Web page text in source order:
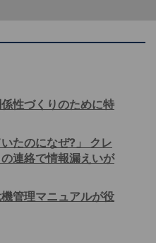
性づくりのために特
たのになぜ?」 クレ
連絡で情報漏えいが
管理マニュアルが役